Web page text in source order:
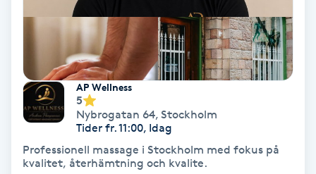
Gravidmassage
Gravidyoga
Gruppträning
Gua Sha-massage
AP Wellness
5
Nybrogatan 64, Stockholm
Tider fr. 11:00, Idag
Professionell massage i Stockholm med fokus på
kvalitet, återhämtning och kvalite.